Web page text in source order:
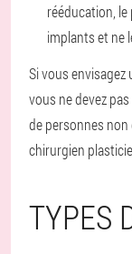
rééducation,
implants et ne
Si vous
vous ne devez
de personnes
chirurgien
TYPES